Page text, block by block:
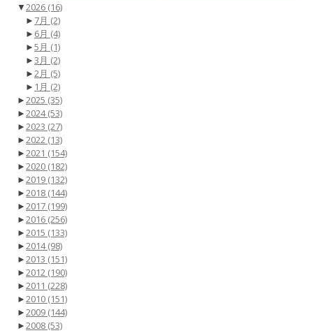
▼2026 (16)
► 7月 (2)
► 6月 (4)
►5月 (1)
►3月 (2)
►2月 (5)
► 1月 (2)
►2025 (35)
►2024(53)
►2023 (27)
►2022 (13)
►2021 (154)
►2020 (182)
►2019 (132)
►2018 (144)
►2017 (199)
►2016 (256)
►2015 (133)
►2014(98)
►2013 (151)
►2012 (190)
►2011 (228)
►2010 (151)
►2009 (144)
►2008 (53)